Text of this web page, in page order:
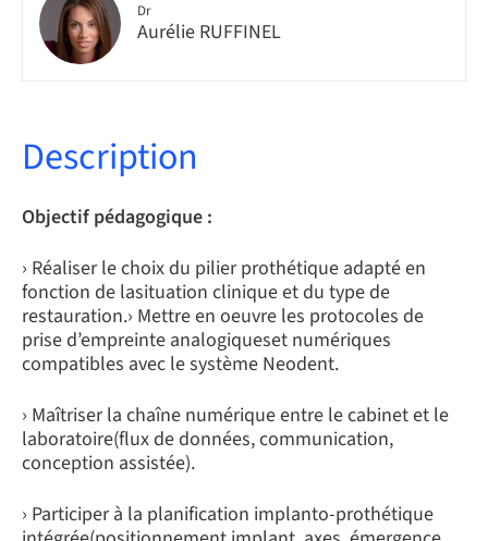
Dr
Aurélie RUFFINEL
Description
Objectif pédagogique :
› Réaliser le choix du pilier prothétique adapté en
fonction de lasituation clinique et du type de
restauration.› Mettre en oeuvre les protocoles de
prise d’empreinte analogiqueset numériques
compatibles avec le système Neodent.
› Maîtriser la chaîne numérique entre le cabinet et le
laboratoire(flux de données, communication,
conception assistée).
› Participer à la planification implanto-prothétique